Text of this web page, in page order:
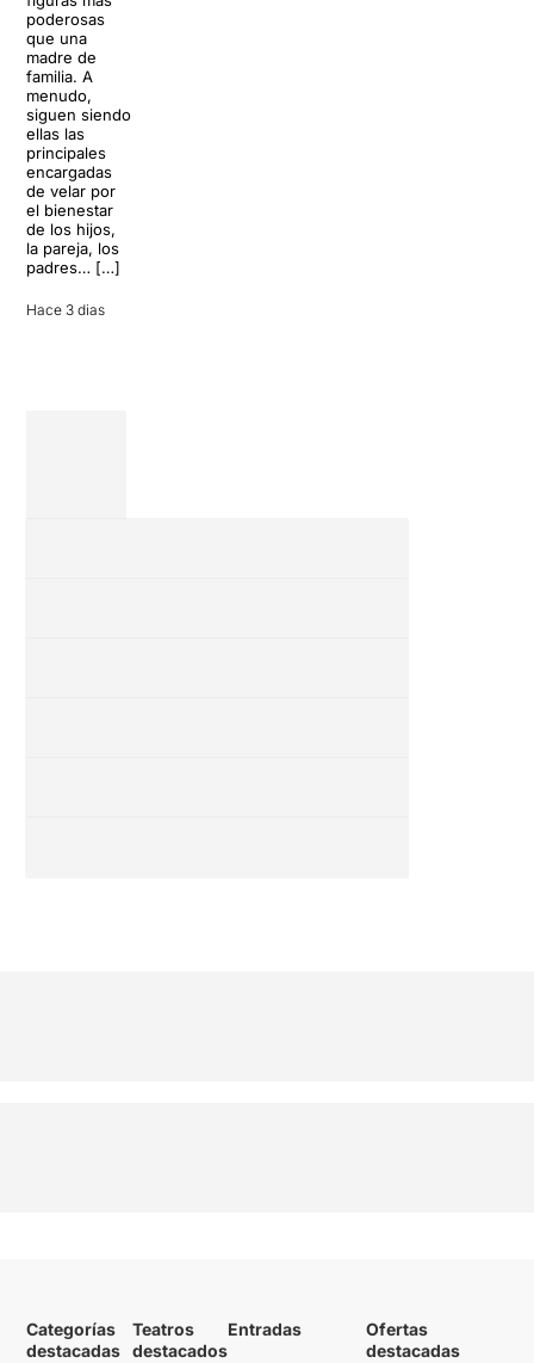
poderosas
que una
madre de
familia. A
menudo,
siguen siendo
ellas las
principales
encargadas
de velar por
el bienestar
de los hijos,
la pareja, los
padres… […]
Hace 3 dias
Categorías
destacadas
Teatros
destacados
Entradas
Ofertas
destacadas